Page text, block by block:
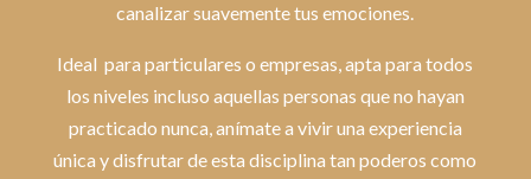
canalizar suavemente tus emociones.
Ideal para particulares o empresas, apta para todos
los niveles incluso aquellas personas que no hayan
practicado nunca, anímate a vivir una experiencia
única y disfrutar de esta disciplina tan poderos como